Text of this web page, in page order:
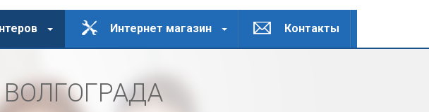
Интернет магазин Контакты